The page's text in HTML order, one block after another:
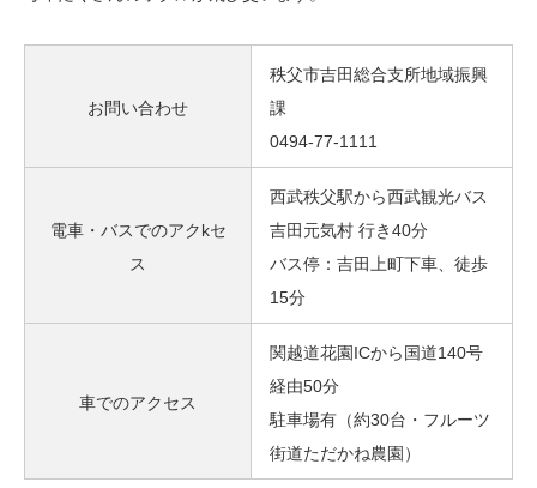
お問い合わせ
秩父市吉田総合支所地域振興
課
0494-77-1111
電車・バスでのアクkセ
ス
西武秩父駅から西武観光バス
吉田元気村 行き40分
バス停：吉田上町下車、徒歩
15分
車でのアクセス
関越道花園ICから国道140号
経由50分
駐車場有（約30台・フルーツ
街道ただかね農園）